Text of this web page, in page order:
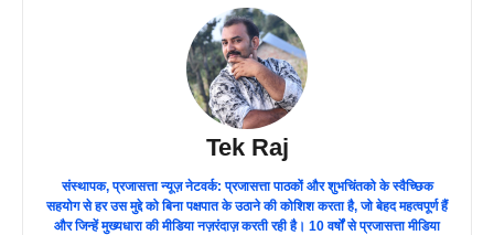
Tek Raj
संस्थापक, प्रजासत्ता न्यूज़ नेटवर्क: प्रजासत्ता पाठकों और शुभचिंतको के स्वैच्छिक
सहयोग से हर उस मुद्दे को बिना पक्षपात के उठाने की कोशिश करता है, जो बेहद महत्वपूर्ण हैं
और जिन्हें मुख्यधारा की मीडिया नज़रंदाज़ करती रही है। 10 वर्षों से प्रजासत्ता मीडिया